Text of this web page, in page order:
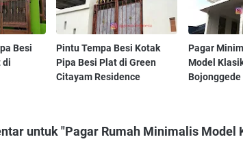
Besi
di
Pintu Tempa Besi Kotak
Pipa Besi Plat di Green
Citayam Residence
Pagar
Model
Bojonggede
untuk "Pagar Rumah Minimalis Model